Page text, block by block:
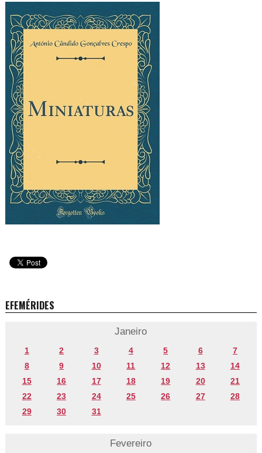
EFEMÉRIDES
Janeiro
1 2 3 4 5 6
7
8
9 10 11 12 13
14
15
16 17 18 19 20
21
22
23 24 25 26 27
28
29
30 31
Fevereiro